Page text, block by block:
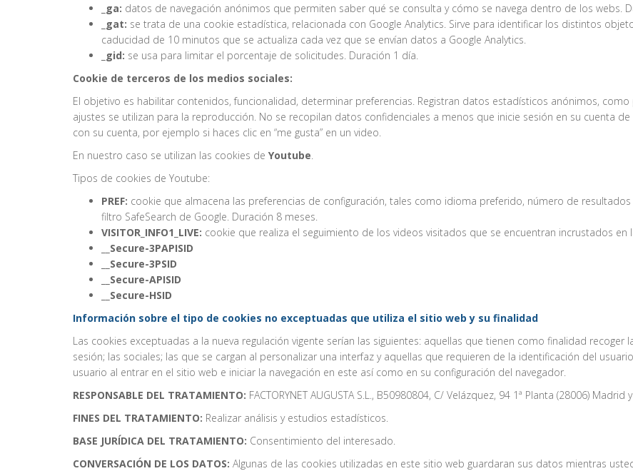
_ga: datos de navegación anónimos que permiten saber qué se consulta y cómo se navega dentro de los webs.
_gat: se trata de una cookie estadística, relacionada con Google Analytics. Sirve para identificar los distintos
caducidad de 10 minutos que se actualiza cada vez que se envían datos a Google Analytics.
_gid: se usa para limitar el porcentaje de solicitudes. Duración 1 día.
Cookie de terceros de los medios sociales:
El objetivo es habilitar contenidos, funcionalidad, determinar preferencias. Registran datos estadísticos anónimos,
ajustes se utilizan para la reproducción. No se recopilan datos confidenciales a menos que inicie sesión en su cuenta
con su cuenta, por ejemplo si haces clic en “me gusta” en un video.
En nuestro caso se utilizan las cookies de Youtube.
Tipos de cookies de Youtube:
PREF: cookie que almacena las preferencias de configuración, tales como idioma preferido, número de
filtro SafeSearch de Google. Duración 8 meses.
VISITOR_INFO1_LIVE: cookie que realiza el seguimiento de los videos visitados que se encuentran incrustados en
__Secure-3PAPISID
__Secure-3PSID
__Secure-APISID
__Secure-HSID
Información sobre el tipo de cookies no exceptuadas que utiliza el sitio web y su finalidad
Las cookies exceptuadas a la nueva regulación vigente serían las siguientes: aquellas que tienen como finalidad
sesión; las sociales; las que se cargan al personalizar una interfaz y aquellas que requieren de la identificación del
usuario al entrar en el sitio web e iniciar la navegación en este así como en su configuración del navegador.
RESPONSABLE DEL TRATAMIENTO: FACTORYNET AUGUSTA S.L., B50980804, C/ Velázquez, 94 1ª Planta (28006)
FINES DEL TRATAMIENTO: Realizar análisis y estudios estadísticos.
BASE JURÍDICA DEL TRATAMIENTO: Consentimiento del interesado.
CONVERSACIÓN DE LOS DATOS: Algunas de las cookies utilizadas en este sitio web guardaran sus datos mientras